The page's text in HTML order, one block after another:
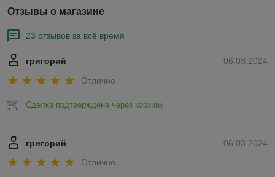
Отзывы о магазине
23 отзывов за всё время
06.03.2024
григорий
Отлично
Сделка подтверждена через корзину
06.03.2024
григорий
Отлично